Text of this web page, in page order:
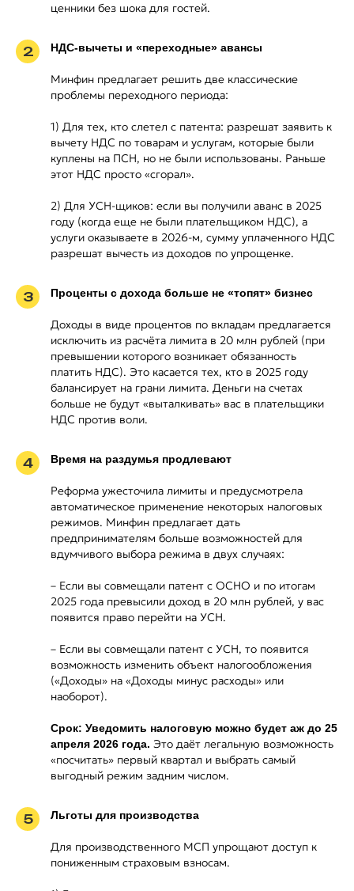
ценники без шока для гостей.
2 НДС-вычеты и «переходные» авансы
Минфин предлагает решить две классические
проблемы переходного периода:
1) Для тех, кто слетел с патента: разрешат заявить к
вычету НДС по товарам и услугам, которые были
куплены на ПСН, но не были использованы. Раньше
этот НДС просто «сгорал».
2) Для УСН-щиков: если вы получили аванс в 2025
году (когда еще не были плательщиком НДС), а
услуги оказываете в 2026-м, сумму уплаченного НДС
разрешат вычесть из доходов по упрощенке.
3 Проценты с дохода больше не «топят» бизнес
Доходы в виде процентов по вкладам предлагается
исключить из расчёта лимита в 20 млн рублей (при
превышении которого возникает обязанность
платить НДС). Это касается тех, кто в 2025 году
балансирует на грани лимита. Деньги на счетах
больше не будут «выталкивать» вас в плательщики
НДС против воли.
4 Время на раздумья продлевают
Реформа ужесточила лимиты и предусмотрела
автоматическое применение некоторых налоговых
режимов. Минфин предлагает дать
предпринимателям больше возможностей для
вдумчивого выбора режима в двух случаях:
– Если вы совмещали патент с ОСНО и по итогам
2025 года превысили доход в 20 млн рублей, у вас
появится право перейти на УСН.
– Если вы совмещали патент с УСН, то появится
возможность изменить объект налогообложения
(«Доходы» на «Доходы минус расходы» или
наоборот).
Срок: Уведомить налоговую можно будет аж до 25
апреля 2026 года. Это даёт легальную возможность
«посчитать» первый квартал и выбрать самый
выгодный режим задним числом.
5 Льготы для производства
Для производственного МСП упрощают доступ к
пониженным страховым взносам.